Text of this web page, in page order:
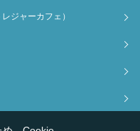
ジャーカフェ）